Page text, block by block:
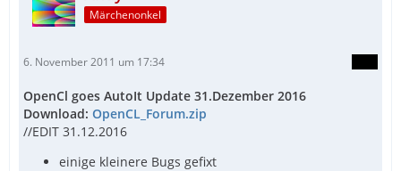
Märchenonkel
6. November 2011 um 17:34
OpenCl goes AutoIt Update 31.Dezember 2016
Download: OpenCL_Forum.zip
//EDIT 31.12.2016
einige kleinere Bugs gefixt